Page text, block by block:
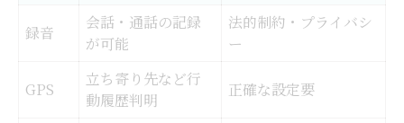
録音
会話・通話の記録
が可能
法的制約・プライバシ
ー
GPS
立ち寄り先など行
動履歴判明
正確な設定要